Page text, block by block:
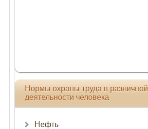
Нормы охраны труда в различной
деятельности человека
Нефть